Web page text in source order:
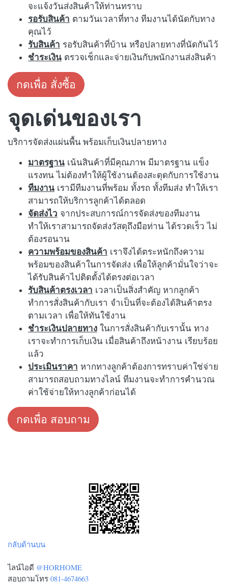
จะแจ้งวันส่งสินค้าให้ท่านทราบ
รอรับสินค้า ตามวันเวลาที่ทาง ทีมงานได้นัดกับทาง
คุณไว้
รับสินค้า รอรับสินค้าที่บ้าน หรือปลายทางที่นัดกันไว้
ชำระเงิน ตรวจเช็กและจ่ายเงินกับพนักงานส่งสินค้า
กดเพื่อ สั่งซื้อ
จุดเด่นของเรา
บริการจัดส่งแผ่นพื้น พร้อมเก็บเงินปลายทาง
มาตรฐาน เน้นสินค้าที่มีคุณภาพ มีมาตรฐาน แข็ง
แรงทน ไม่ต้องทำให้ผู้ใช้งานต้องสะดุดกับการใช้งาน
ทีมงาน เรามีทีมงานที่พร้อม ทั้งรถ ทั้งทีมส่ง ทำให้เรา
สามารถให้บริการลูกค้าได้ตลอด
จัดส่งไว จากประสบการณ์การจัดส่งของทีมงาน
ทำให้เราสามารถจัดส่งวัสดุถึงมือท่าน ได้รวดเร็ว ไม่
ต้องรอนาน
ความพร้อมของสินค้า เราจึงได้ตระหนักถึงความ
พร้อมของสินค้าในการจัดส่ง เพื่อให้ลูกค้ามั่นใจว่าจะ
ได้รับสินค้าไปติดตั้งได้ตรงต่อเวลา
รับสินค้าตรงเวลา เวลาเป็นสิ่งสำคัญ หากลูกค้า
ทำการสั่งสินค้ากับเรา จำเป็นที่จะต้องได้สินค้าตรง
ตามเวลา เพื่อให้ทันใช้งาน
ชำระเงินปลายทาง ในการสั่งสินค้ากับเรานั้น ทาง
เราจะทำการเก็บเงิน เมื่อสินค้าถึงหน้างาน เรียบร้อย
แล้ว
ประเมินราคา หากทางลูกค้าต้องการทราบค่าใช่จ่าย
สามารถสอบถามทางไลน์ ทีมงานจะทำการคำนวณ
ค่าใช้จ่ายให้ทางลูกค้าก่อนได้
กดเพื่อ สอบถาม
กลับด้านบน
ไลน์ไอดี @HORHOME
สอบถามโทร 081-4674663